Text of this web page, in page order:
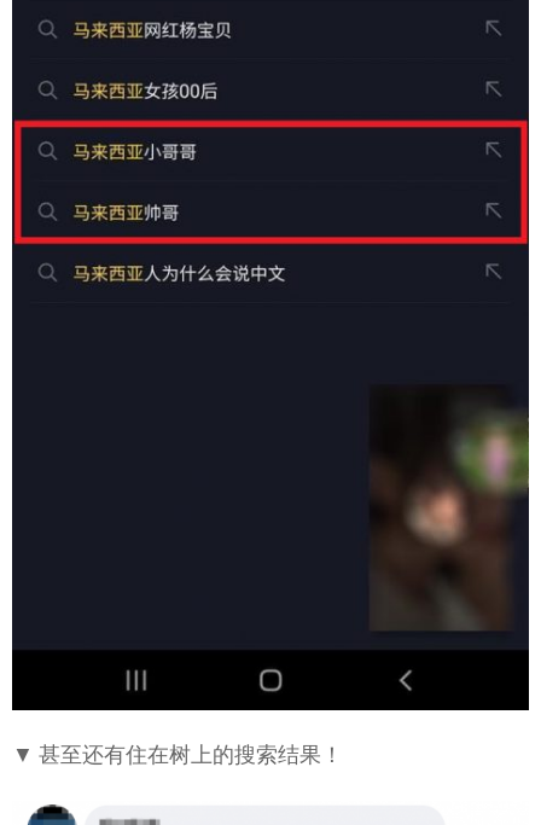
▼ 甚至还有住在树上的搜索结果！